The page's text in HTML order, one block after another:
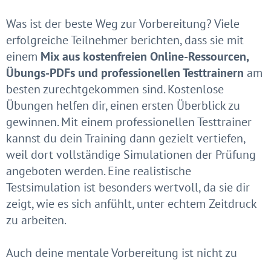
Was ist der beste Weg zur Vorbereitung? Viele
erfolgreiche Teilnehmer berichten, dass sie mit
einem Mix aus kostenfreien Online-Ressourcen,
Übungs-PDFs und professionellen Testtrainern am
besten zurechtgekommen sind. Kostenlose
Übungen helfen dir, einen ersten Überblick zu
gewinnen. Mit einem professionellen Testtrainer
kannst du dein Training dann gezielt vertiefen,
weil dort vollständige Simulationen der Prüfung
angeboten werden. Eine realistische
Testsimulation ist besonders wertvoll, da sie dir
zeigt, wie es sich anfühlt, unter echtem Zeitdruck
zu arbeiten.
Auch deine mentale Vorbereitung ist nicht zu